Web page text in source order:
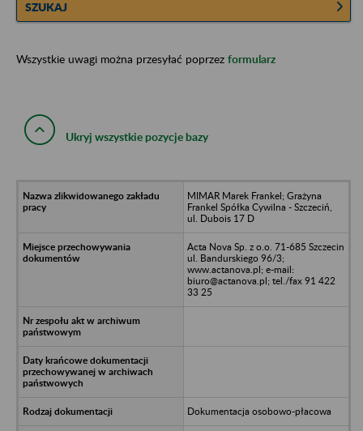
SZUKAJ
Wszystkie uwagi można przesyłać poprzez formularz
Ukryj wszystkie pozycje bazy
MIMAR Marek Frankel; Grażyna
Frankel Spółka Cywilna - Szczeciń,
ul. Dubois 17 D
Acta Nova Sp. z o.o. 71-685 Szczecin
ul. Bandurskiego 96/3;
www.actanova.pl; e-mail:
biuro@actanova.pl; tel./fax 91 422
33 25
Dokumentacja osobowo-płacowa